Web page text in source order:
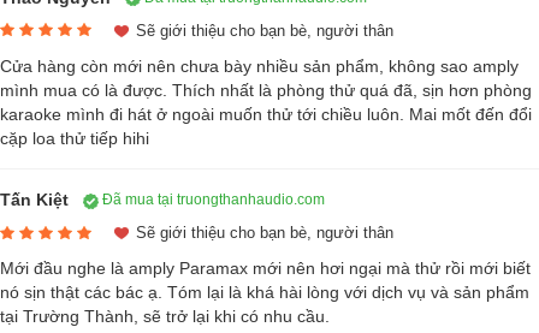
chỉnh hệ thống âm thanh theo nhu cầu cũng như sở thích cá nhân.
Mặt sau của amply karaoke này được trang bị đầy đủ các cổng kết nối
dây tín hiệu cần thiết, đảm bảo khả năng phối ghép linh hoạt với các
thiết bị khác trong hệ thống âm thanh của bạn.
Amply Paramax MK A2000không chỉ là một thiết bị khuếch đại đơn
thuần mà còn tích hợp hàng loạt công nghệ và tính năng đột phá.
Điển hình là việc tích hợp ứng dụng Paramax Go, cho phép người
dùng hát karaoke online trực tiếp từ smartphone hoặc tablet thông qua
kết nối Bluetooth với amply một cách nhanh chóng và ổn định.
Sẽ giới thiệu cho bạn bè, người thân
Cửa hàng còn mới nên chưa bày nhiều sản phẩm, không sao amply
mình mua có là được. Thích nhất là phòng thử quá đã, sịn hơn phòng
karaoke mình đi hát ở ngoài muốn thử tới chiều luôn. Mai mốt đến đổi
cặp loa thử tiếp hihi
Tấn Kiệt Đã mua tại truongthanhaudio.com
Sẽ giới thiệu cho bạn bè, người thân
Mới đầu nghe là amply Paramax mới nên hơi ngại mà thử rồi mới biết
nó sịn thật các bác ạ. Tóm lại là khá hài lòng với dịch vụ và sản phẩm
tại Trường Thành, sẽ trở lại khi có nhu cầu.